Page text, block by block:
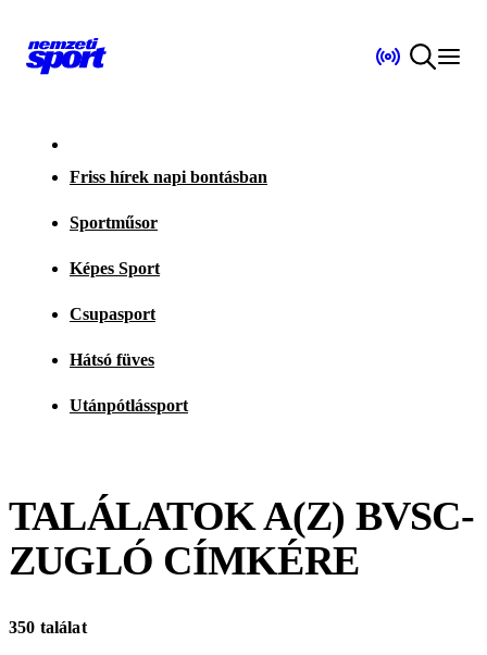
Friss hírek napi bontásban
Sportműsor
Képes Sport
Csupasport
Hátsó füves
Utánpótlássport
TALÁLATOK A(Z) BVSC-
ZUGLÓ CÍMKÉRE
350 találat